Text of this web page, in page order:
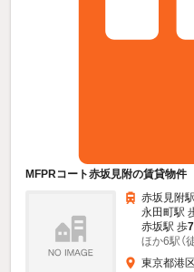
MFPRコート赤坂見附の賃貸物件
赤坂見附
永田町駅
赤坂駅 歩7
ほか6駅（
東京都港